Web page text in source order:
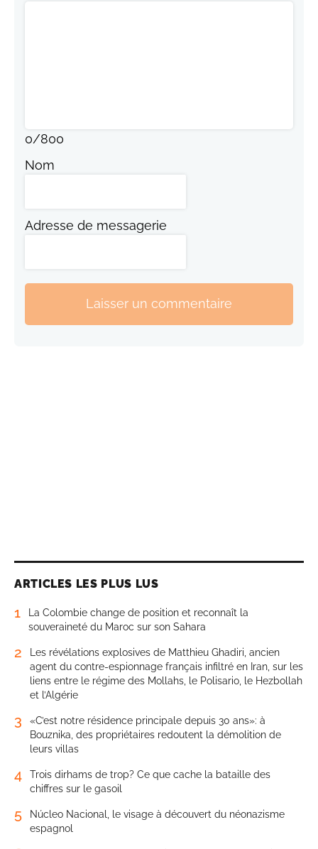
0/800
Nom
Adresse de messagerie
Laisser un commentaire
ARTICLES LES PLUS LUS
1
La Colombie change de position et reconnaît la
souveraineté du Maroc sur son Sahara
2
Les révélations explosives de Matthieu Ghadiri, ancien
agent du contre-espionnage français infiltré en Iran, sur les
liens entre le régime des Mollahs, le Polisario, le Hezbollah
et l’Algérie
3
«C’est notre résidence principale depuis 30 ans»: à
Bouznika, des propriétaires redoutent la démolition de
leurs villas
4
Trois dirhams de trop? Ce que cache la bataille des
chiffres sur le gasoil
5
Núcleo Nacional, le visage à découvert du néonazisme
espagnol